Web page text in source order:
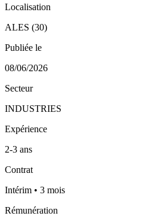
Localisation
ALES (30)
Publiée le
08/06/2026
Secteur
INDUSTRIES
Expérience
2-3 ans
Contrat
Intérim • 3 mois
Rémunération